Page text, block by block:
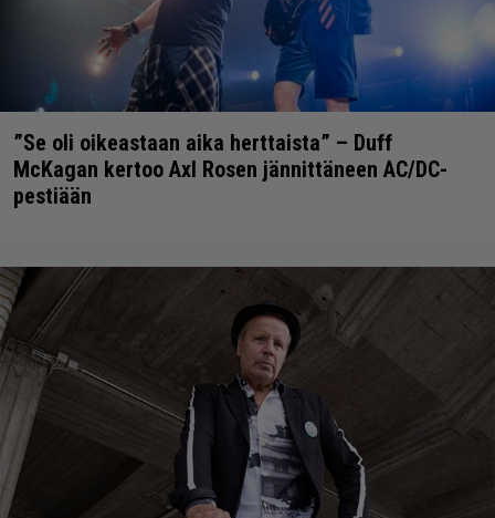
”Se oli oikeastaan aika herttaista” – Duff
McKagan kertoo Axl Rosen jännittäneen AC/DC-
pestiään